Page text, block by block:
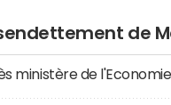
de
ministère de